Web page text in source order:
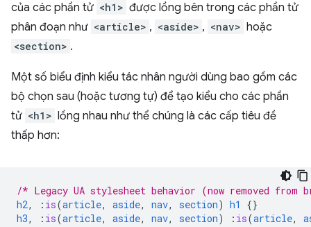
của các phần tử <h1> được lồng bên trong các phần tử
phân đoạn như <article> , <aside> , <nav> hoặc
<section> .
Một số biểu định kiểu tác nhân người dùng bao gồm các
bộ chọn sau (hoặc tương tự) để tạo kiểu cho các phần
tử <h1> lồng nhau như thể chúng là các cấp tiêu đề
thấp hơn:
/* Legacy UA stylesheet behavior (now removed from
h2, : is(article, aside, nav, section) h1
{}
h3, : is(article, aside, nav, section) : is(article,